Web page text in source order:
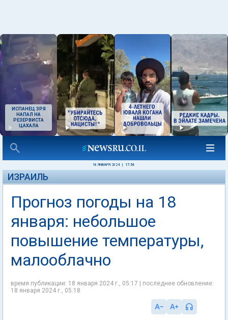
ИСПАНЕЦ ЗРЯ
НАПАЛ НА
РЕЗЕРВИСТА
ЦАХАЛА
18 ЯНВАРЯ 2024 17:54
ИЗРАИЛЬ
Прогноз погоды на 18
января: небольшое
повышение температуры,
малооблачно
время публикации: 18 января 2024 г., 05:17 | последнее обновление:
18 января 2024 г., 05:18